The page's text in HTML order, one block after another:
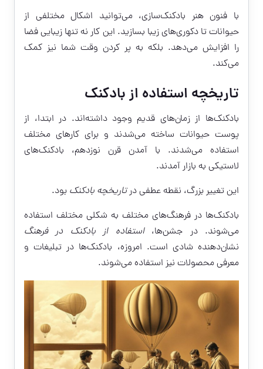
با فنون هنر بادکنک‌سازی، می‌توانید اشکال مختلفی از
حیوانات تا دکوری‌های زیبا بسازید. این کار نه تنها زیبایی فضا
را افزایش می‌دهد. بلکه به پر کردن وقت شما نیز کمک
می‌کند.
تاریخچه استفاده از بادکنک
بادکنک‌ها از زمان‌های قدیم وجود داشته‌اند. در ابتدا، از
پوست حیوانات ساخته می‌شدند و برای کارهای مختلف
استفاده می‌شدند. با آمدن قرن نوزدهم، بادکنک‌های
لاستیکی به بازار آمدند.
این تغییر بزرگ، نقطه عطفی درتاریخچه بادکنک بود.
بادکنک‌ها در فرهنگ‌های مختلف به شکلی مختلف استفاده
می‌شوند. در جشن‌ها،استفاده از بادکنک در فرهنگ
نشان‌دهنده شادی است. امروزه، بادکنک‌ها در تبلیغات و
معرفی محصولات نیز استفاده می‌شوند.